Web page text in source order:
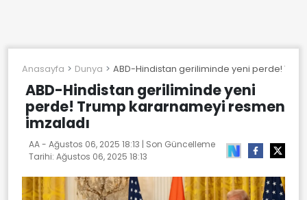
Anasayfa Dunya ABD-Hindistan geriliminde yeni perde!
ABD-Hindistan geriliminde yeni
perde! Trump kararnameyi resmen
imzaladı
AA - Ağustos 06, 2025 18:13 | Son Güncelleme
Tarihi: Ağustos 06, 2025 18:13